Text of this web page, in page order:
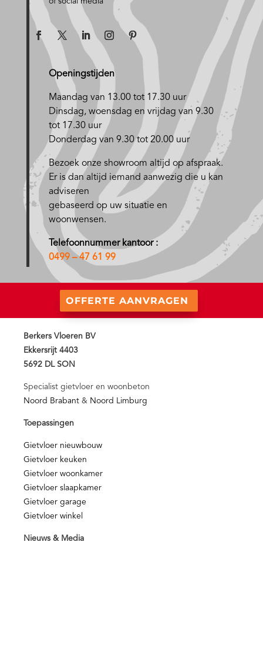
Openingstijden
Maandag van 13.00 tot 17.30 uur
Dinsdag, woensdag en vrijdag van 9.30
tot 17.30 uur
Donderdag van 9.30 tot 20.00 uur
Bezoek onze showroom altijd op afspraak.
Er is dan altijd iemand aanwezig die u kan
adviseren
gebaseerd op uw situatie en
woonwensen.
Telefoonnummer kantoor :
0499 – 47 61 99
OFFERTE AANVRAGEN
Berkers Vloeren BV
Ekkersrijt 4403
5692 DL SON
Specialist gietvloer en woonbeton
Noord Brabant & Noord Limburg
Toepassingen
Gietvloer nieuwbouw
Gietvloer keuken
Gietvloer woonkamer
Gietvloer slaapkamer
Gietvloer garage
Gietvloer winkel
Nieuws & Media